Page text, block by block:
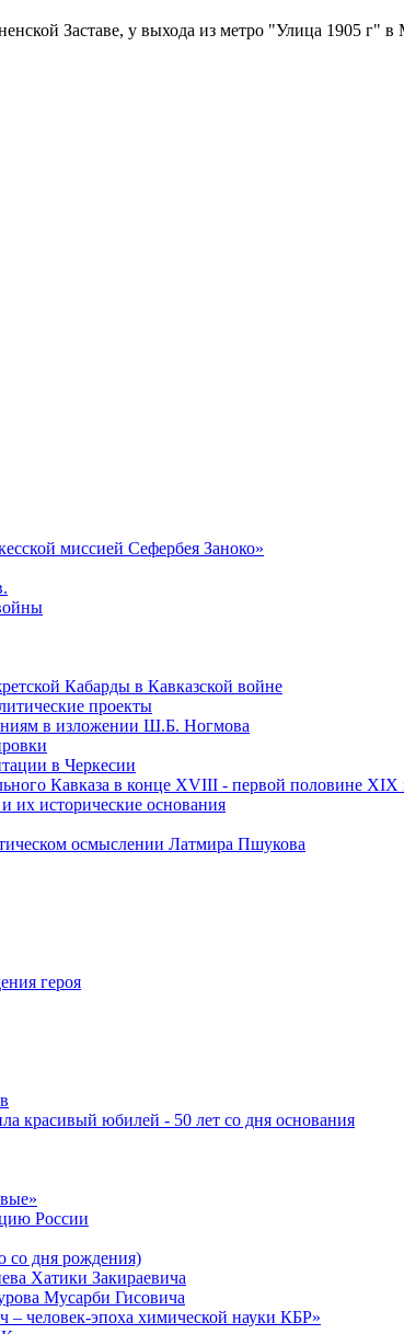
Заставе, у выхода из метро "Улица 1905 г" в
миссией Сефербея Заноко»
Кабарды в Кавказской войне
проекты
в изложении Ш.Б. Ногмова
в Черкесии
Кавказа в конце XVIII - первой половине
их исторические основания
осмыслении Латмира Пшукова
героя
красивый юбилей - 50 лет со дня основания
России
со дня рождения)
Хатики Закираевича
Мусарби Гисовича
человек-эпоха химической науки КБР»